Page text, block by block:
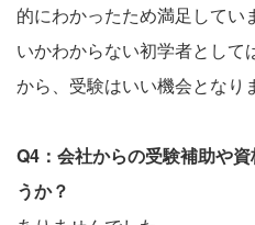
的にわかったため満足してい
いかわからない初学者として
から、受験はいい機会となり
Q4：会社からの受験補助や
うか？